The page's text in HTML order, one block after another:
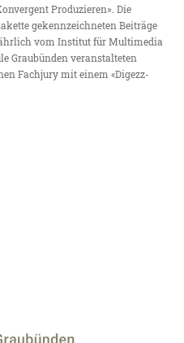
Produzieren». Die
gekennzeichneten Beiträge
vom Institut für Multimedia
Graubünden veranstalteten
Fachjury mit einem «Digezz-